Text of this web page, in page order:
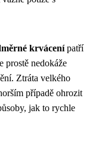
krvácenípatří
prostě nedokáže
Ztráta velkého
případě ohrozit
jak to rychle